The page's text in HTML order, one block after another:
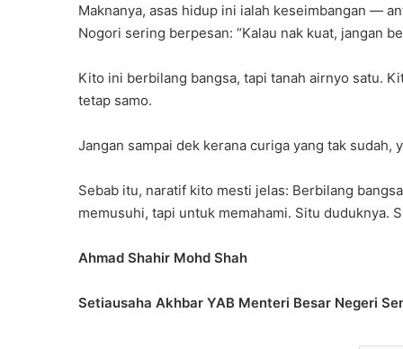
Maknanya, asas hidup ini ialah keseimbangan —
Nogori sering berpesan: “Kalau nak kuat, jangan
Kito ini berbilang bangsa, tapi tanah airnyo satu.
tetap samo.
Jangan sampai dek kerana curiga yang tak
Sebab itu, naratif kito mesti jelas: Berbilang
memusuhi, tapi untuk memahami. Situ duduknya.
Ahmad Shahir Mohd Shah
Setiausaha Akhbar YAB Menteri Besar Negeri